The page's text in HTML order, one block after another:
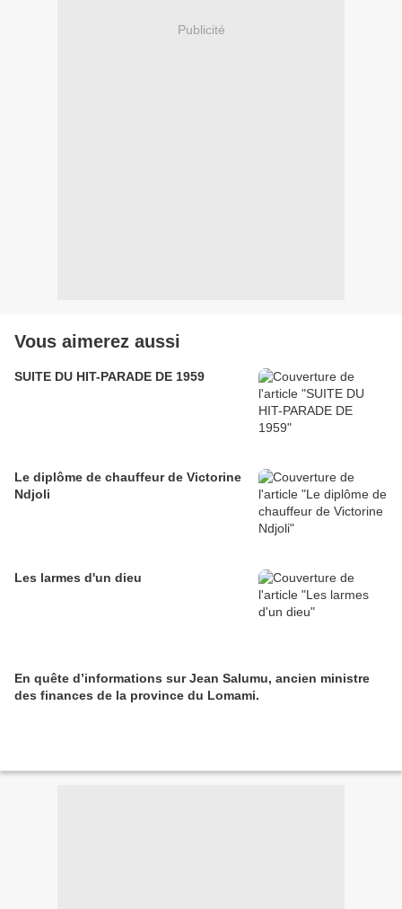
Publicité
Vous aimerez aussi
SUITE DU HIT-PARADE DE 1959
Le diplôme de chauffeur de Victorine
Ndjoli
Les larmes d'un dieu
En quête d’informations sur Jean Salumu, ancien ministre
des finances de la province du Lomami.